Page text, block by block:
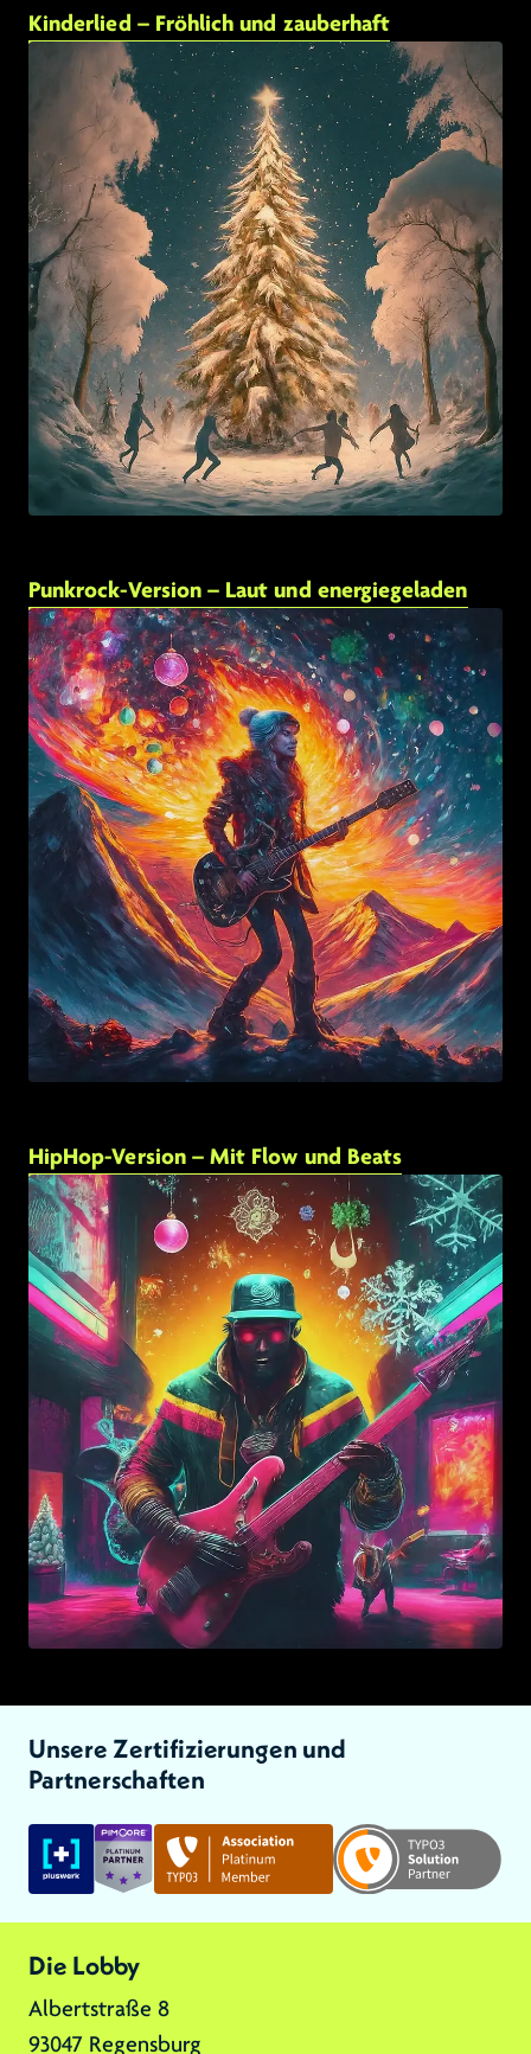
Link zu:
Kinderlied – Fröhlich und zauberhaft
Link zu:
Punkrock-Version – Laut und energiegeladen
Link zu:
HipHop-Version – Mit Flow und Beats
Unsere Zertifizierungen und
Partnerschaften
Link zu: Link zu: Link zu:
Die Lobby
Albertstraße 8
93047 Regensburg